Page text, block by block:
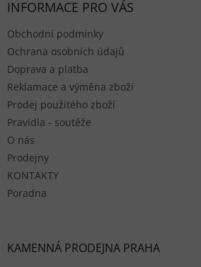
INFORMACE PRO VÁS
Obchodní podmínky
Ochrana osobních údajů
Doprava a platba
Reklamace a výměna zboží
Prodej použitého zboží
Pravidla - soutěže
O nás
Prodejny
KONTAKTY
Poradna
KAMENNÁ PRODEJNA PRAHA